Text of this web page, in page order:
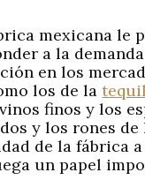
mexicana le
a la
en los
los de la
finos y los
y los rones de
de la fábrica a
un papel